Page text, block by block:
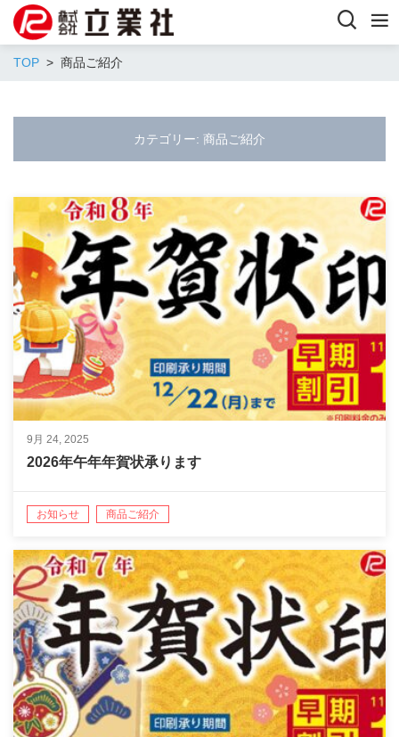
TOP 商品ご紹介
カテゴリー: 商品ご紹介
9月 24, 2025
2026年午年年賀状承ります
お知らせ 商品ご紹介